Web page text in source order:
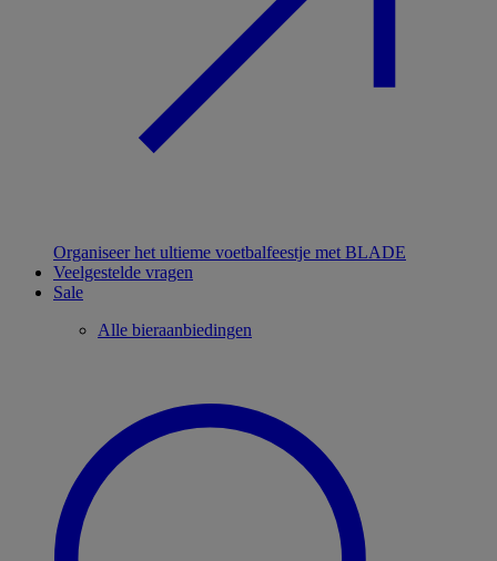
Organiseer het ultieme voetbalfeestje met BLADE
Veelgestelde vragen
Sale
Alle bieraanbiedingen